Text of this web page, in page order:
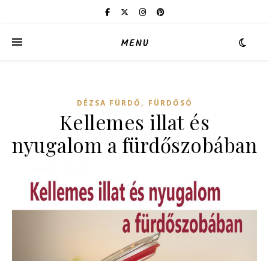
MENU
DÉZSA FÜRDŐ , FÜRDŐSÓ
Kellemes illat és
nyugalom a fürdőszobában